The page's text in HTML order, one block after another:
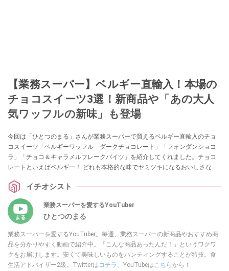
【業務スーパー】ベルギー直輸入！本場の
チョコスイーツ3選！新商品や「あの大人
気ワッフルの新味」も登場
今回は「ひとつのまる」さんが業務スーパーで買えるベルギー直輸入のチョ
コスイーツ「ベルギーワッフル ダークチョコレート」「フォンダンショコ
ラ」「チョコ＆キャラメルフレークバイツ」を紹介してくれました。チョコ
レートといえばベルギー！ どれも本格的な味でヤミツキになるおいしさなの
アップしていますので、ぜひ参考にしてみてくださいね。
イチオシスト
業務スーパーを愛するYouTuber
ひとつのまる
業務スーパーを愛するYouTuber。毎週、業務スーパーの新商品やおすすめ商
品を分かりやすく動画で紹介中。「こんな商品あったんだ！」というワクワ
クをお届けします。安くて美味しいものをハンティングすることが特技。食
生活アドバイザー2級。Twitterは コチラ 、YouTubeはこちらから！